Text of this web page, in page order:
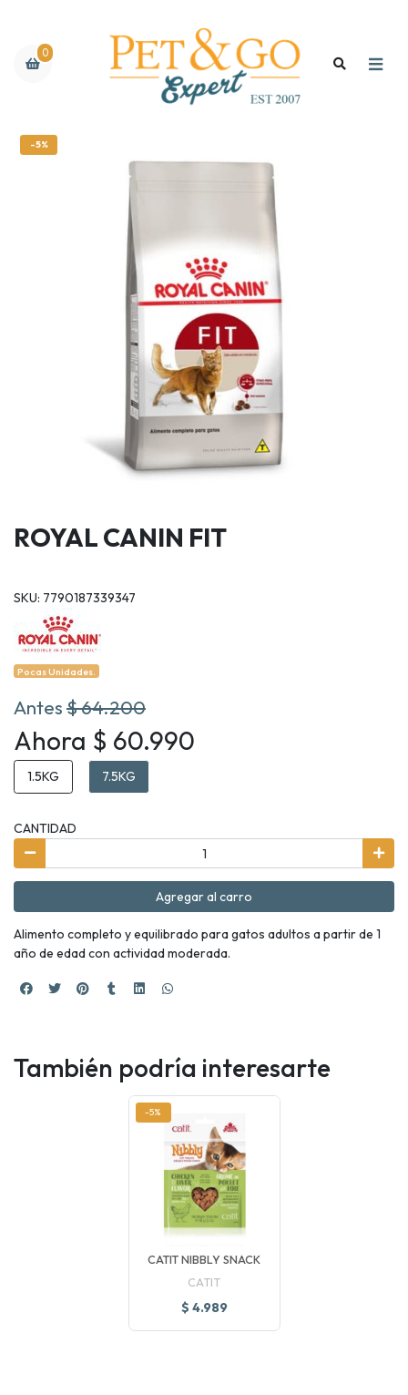
0
-5%
ROYAL CANIN FIT
SKU: 7790187339347
Pocas Unidades.
Antes$ 64.200
Ahora $ 60.990
1.5KG 7.5KG
CANTIDAD
Agregar al carro
Alimento completo y equilibrado para gatos adultos a partir de 1
año de edad con actividad moderada.
También podría interesarte
-5%
CATIT NIBBLY SNACK
CATIT
$ 4.989